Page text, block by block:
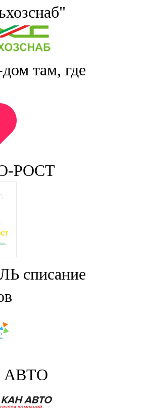
там, где
РОСТ
списание
АВТО